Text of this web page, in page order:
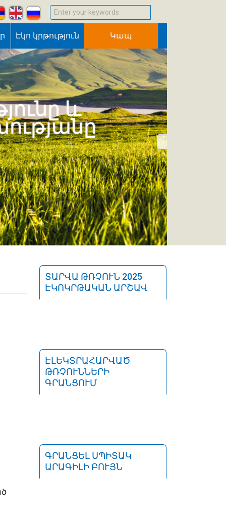
Enter your keywords
Էկո կրթություն Կապ
և
ՏԱՐՎԱ ԹՌՉՈՒՆ 2025
ԷԿՈԿՐԹԱԿԱՆ ԱՐՇԱՎ
ԷԼԵԿՏՐԱՀԱՐՎԱԾ
ԹՌՉՈՒՆՆԵՐԻ
ԳՐԱՆՑՈՒՄ
ԳՐԱՆՑԵԼ ՍՊԻՏԱԿ
ԱՐԱԳԻԼԻ ԲՈՒՅՆ